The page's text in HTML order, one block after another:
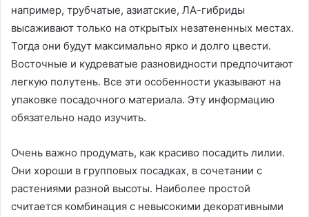
например, трубчатые, азиатские, ЛА-гибриды
высаживают только на открытых незатененных местах.
Тогда они будут максимально ярко и долго цвести.
Восточные и кудреватые разновидности предпочитают
легкую полутень. Все эти особенности указывают на
упаковке посадочного материала. Эту информацию
обязательно надо изучить.
Очень важно продумать, как красиво посадить лилии.
Они хороши в групповых посадках, в сочетании с
растениями разной высоты. Наиболее простой
считается комбинация с невысокими декоративными